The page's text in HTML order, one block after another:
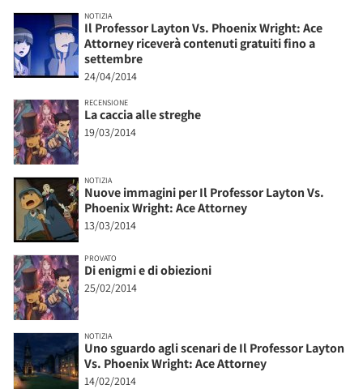
NOTIZIA
Il Professor Layton Vs. Phoenix Wright: Ace
Attorney riceverà contenuti gratuiti fino a
settembre
24/04/2014
RECENSIONE
La caccia alle streghe
19/03/2014
NOTIZIA
Nuove immagini per Il Professor Layton Vs.
Phoenix Wright: Ace Attorney
13/03/2014
PROVATO
Di enigmi e di obiezioni
25/02/2014
NOTIZIA
Uno sguardo agli scenari de Il Professor Layton
Vs. Phoenix Wright: Ace Attorney
14/02/2014